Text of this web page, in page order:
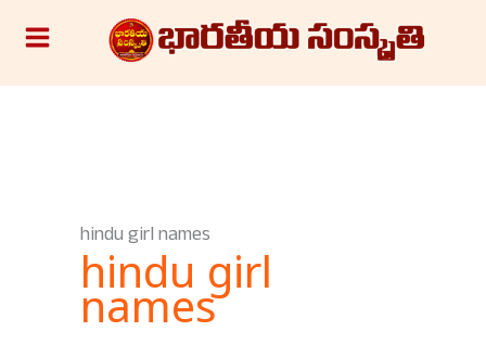
hindu girl names
hindu girl
names
e
a